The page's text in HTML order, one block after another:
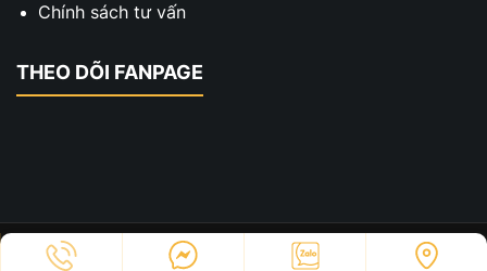
Chính sách tư vấn
THEO DÕI FANPAGE
Copyright © 2023 - Thiết Kế Thi Công Hai Xe. All